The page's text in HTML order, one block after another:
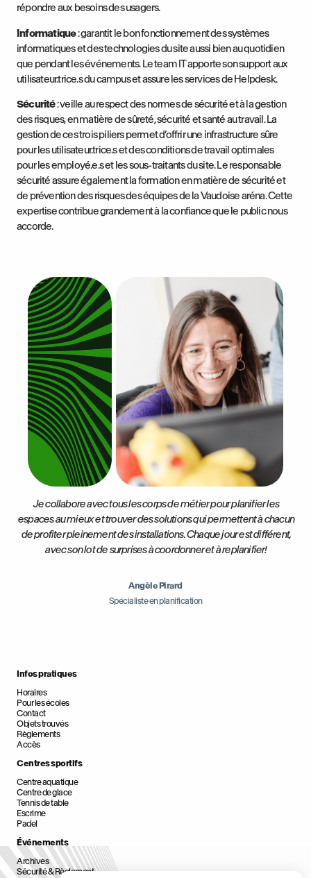
répondre aux besoins des usagers.
Informatique: garantit le bon fonctionnement des systèmes
informatiques et des technologies du site aussi bien au quotidien
que pendant les événements. Le team IT apporte son support aux
utilisateur.trice.s du campus et assure les services de Helpdesk.
Sécurité: veille au respect des normes de sécurité et à la gestion
des risques, en matière de sûreté, sécurité et santé au travail. La
gestion de ces trois piliers permet d’offrir une infrastructure sûre
pour les utilisateur.trice.s et des conditions de travail optimales
pour les employé.e.s et les sous-traitants du site. Le responsable
sécurité assure également la formation en matière de sécurité et
de prévention des risques des équipes de la Vaudoise aréna. Cette
expertise contribue grandement à la confiance que le public nous
accorde.
Je collabore avec tous les corps de métier pour planifier les
espaces au mieux et trouver des solutions qui permettent à chacun
de profiter pleinement des installations. Chaque jour est différent,
avec son lot de surprises à coordonner et à replanifier!
Angèle Pirard
Spécialiste en planification
Infos pratiques
Horaires
Pour les écoles
Contact
Objets trouvés
Règlements
Accès
Centres sportifs
Centre aquatique
Centre de glace
Tennis de table
Escrime
Padel
Événements
Archives
Sécurité & Règlement